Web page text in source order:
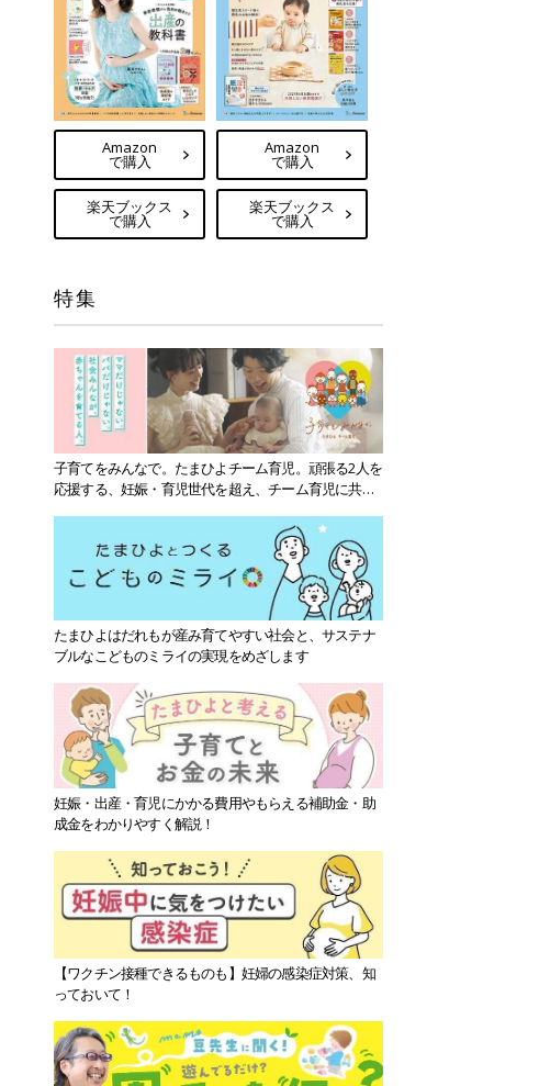
Amazon
で購入
楽天ブックス
で購入
Amazon
で購入
楽天ブックス
で購入
特集
子育てをみんなで。たまひよチーム育児。頑張る2人を
応援する、妊娠・育児世代を超え、チーム育児に共感
たまひよはだれもが産み育てやすい社会と、サステナ
ブルなこどものミライの実現をめざします
妊娠・出産・育児にかかる費用やもらえる補助金・助
成金をわかりやすく解説！
【ワクチン接種できるものも】妊婦の感染症対策、知
っておいて！